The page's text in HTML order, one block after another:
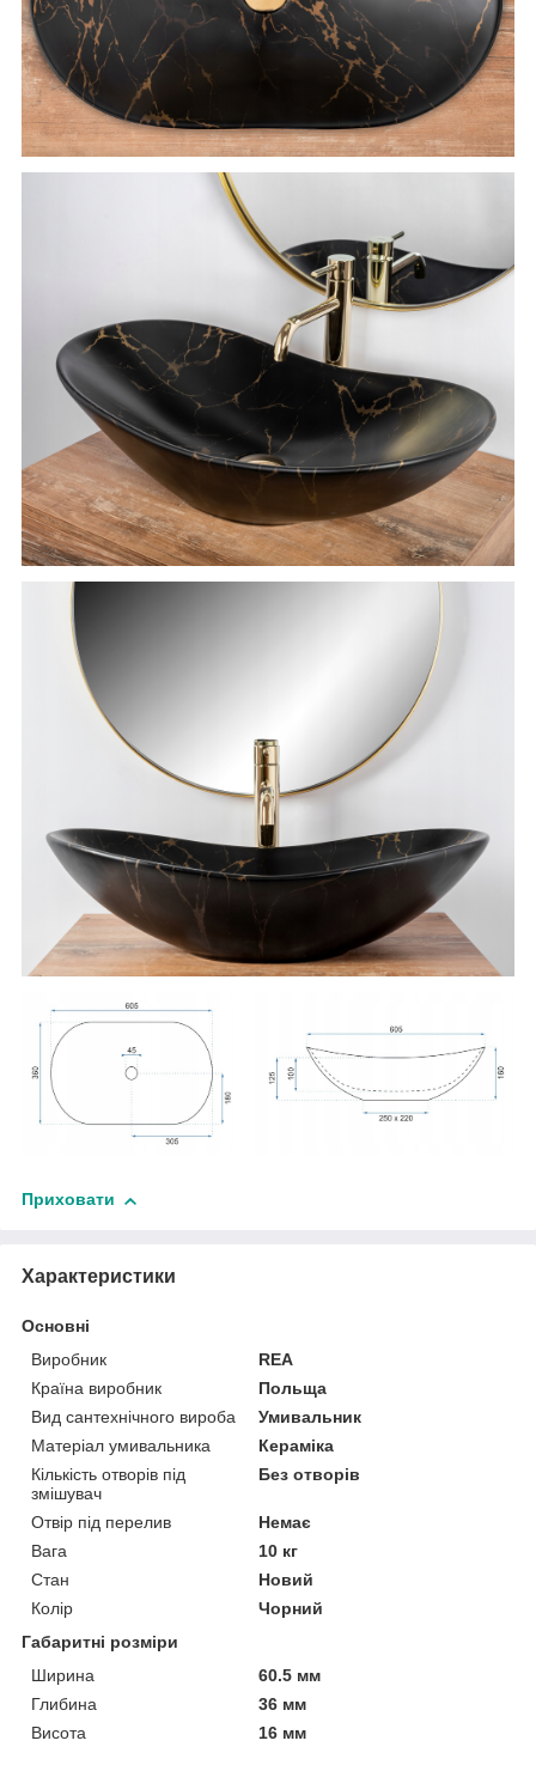
Приховати
Характеристики
Основні
Виробник
REA
Країна виробник
Польща
Вид сантехнічного вироба
Умивальник
Матеріал умивальника
Кераміка
Кількість отворів під
змішувач
Без отворів
Отвір під перелив
Немає
Вага
10 кг
Стан
Новий
Колір
Чорний
Габаритні розміри
Ширина
60.5 мм
Глибина
36 мм
Висота
16 мм